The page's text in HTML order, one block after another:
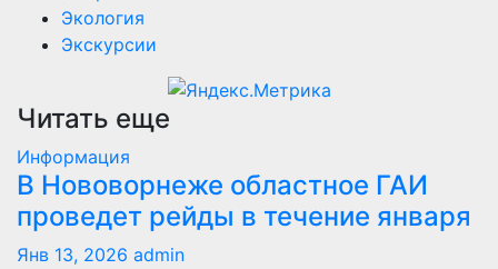
Экология
Экскурсии
Читать еще
Информация
В Нововорнеже областное ГАИ
проведет рейды в течение января
Янв 13, 2026 admin